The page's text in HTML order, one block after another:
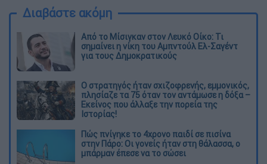
Διαβάστε ακόμη
Από το Μίσιγκαν στον Λευκό Οίκο: Τι
σημαίνει η νίκη του Αμπντούλ Ελ-Σαγέντ
για τους Δημοκρατικούς
O στρατηγός ήταν σχιζοφρενής, εμμονικός,
πλησίαζε τα 75 όταν τον αντάμωσε η δόξα –
Εκείνος που άλλαξε την πορεία της
Ιστορίας!
Πώς πνίγηκε το 4χρονο παιδί σε πισίνα
στην Πάρο: Οι γονείς ήταν στη θάλασσα, ο
μπάρμαν έπεσε να το σώσει